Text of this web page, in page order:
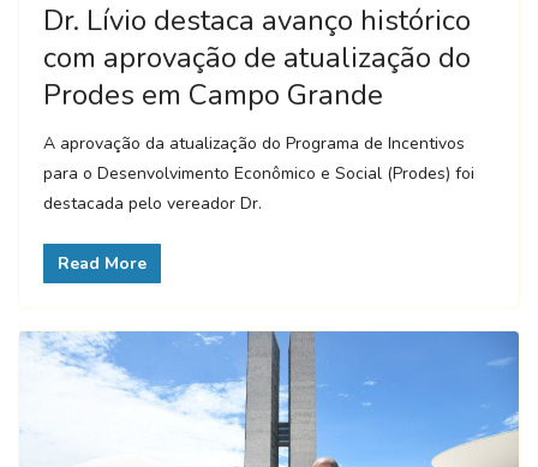
Dr. Lívio destaca avanço histórico
com aprovação de atualização do
Prodes em Campo Grande
A aprovação da atualização do Programa de Incentivos
para o Desenvolvimento Econômico e Social (Prodes) foi
destacada pelo vereador Dr.
Read More